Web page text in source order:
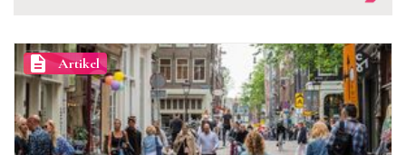
description Artikel